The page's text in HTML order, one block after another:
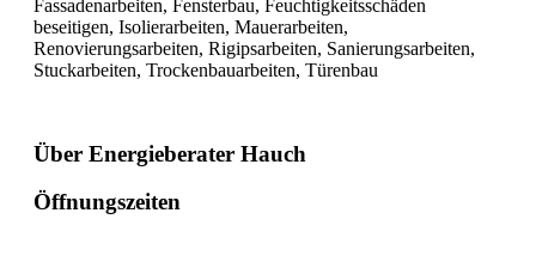
Fassadenarbeiten, Fensterbau, Feuchtigkeitsschäden
beseitigen, Isolierarbeiten, Mauerarbeiten,
Renovierungsarbeiten, Rigipsarbeiten, Sanierungsarbeiten,
Stuckarbeiten, Trockenbauarbeiten, Türenbau
Über Energieberater Hauch
Öffnungszeiten